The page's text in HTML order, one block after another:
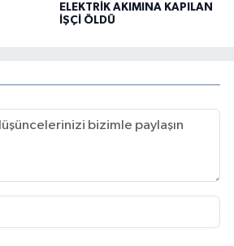
ELEKTRİK AKIMINA KAPILAN
İŞÇİ ÖLDÜ